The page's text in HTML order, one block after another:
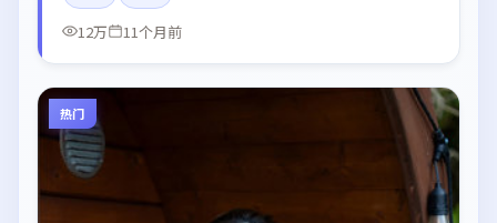
12万
11个月前
热门